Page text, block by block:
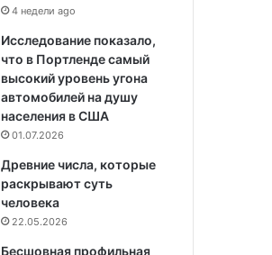
4 недели ago
Исследование показало,
что в Портленде самый
высокий уровень угона
автомобилей на душу
населения в США
01.07.2026
Древние числа, которые
раскрывают суть
человека
22.05.2026
Бесшовная профильная